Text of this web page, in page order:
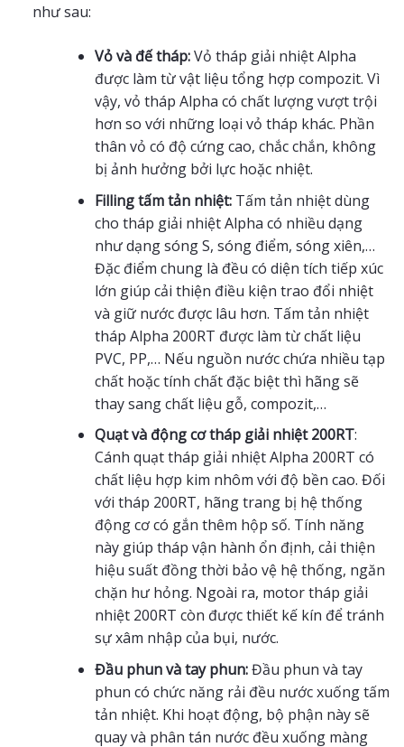
như sau:
Vỏ và đế tháp:Vỏ tháp giải nhiệt Alpha
được làm từ vật liệu tổng hợp compozit. Vì
vậy, vỏ tháp Alpha có chất lượng vượt trội
hơn so với những loại vỏ tháp khác. Phần
thân vỏ có độ cứng cao, chắc chắn, không
bị ảnh hưởng bởi lực hoặc nhiệt.
Filling tấm tản nhiệt:Tấm tản nhiệt dùng
cho tháp giải nhiệt Alpha có nhiều dạng
như dạng sóng S, sóng điểm, sóng xiên,…
Đặc điểm chung là đều có diện tích tiếp xúc
lớn giúp cải thiện điều kiện trao đổi nhiệt
và giữ nước được lâu hơn. Tấm tản nhiệt
tháp Alpha 200RT được làm từ chất liệu
PVC, PP,… Nếu nguồn nước chứa nhiều tạp
chất hoặc tính chất đặc biệt thì hãng sẽ
thay sang chất liệu gỗ, compozit,…
Quạt và động cơ tháp giải nhiệt 200RT:
Cánh quạt tháp giải nhiệt Alpha 200RT có
chất liệu hợp kim nhôm với độ bền cao. Đối
với tháp 200RT, hãng trang bị hệ thống
động cơ có gắn thêm hộp số. Tính năng
này giúp tháp vận hành ổn định, cải thiện
hiệu suất đồng thời bảo vệ hệ thống, ngăn
chặn hư hỏng. Ngoài ra, motor tháp giải
nhiệt 200RT còn được thiết kế kín để tránh
sự xâm nhập của bụi, nước.
Đầu phun và tay phun:Đầu phun và tay
phun có chức năng rải đều nước xuống tấm
tản nhiệt. Khi hoạt động, bộ phận này sẽ
quay và phân tán nước đều xuống màng